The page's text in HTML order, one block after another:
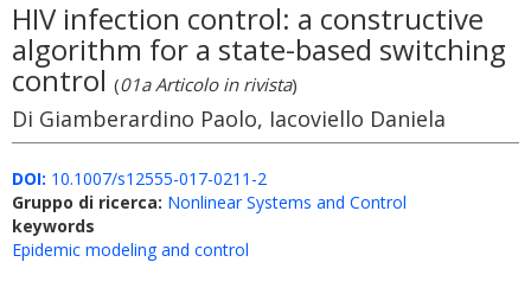
HIV infection control: a constructive
algorithm for a state-based switching
control (01a Articolo in rivista)
Di Giamberardino Paolo, Iacoviello Daniela
DOI: 10.1007/s12555-017-0211-2
Gruppo di ricerca: Nonlinear Systems and Control
keywords
Epidemic modeling and control